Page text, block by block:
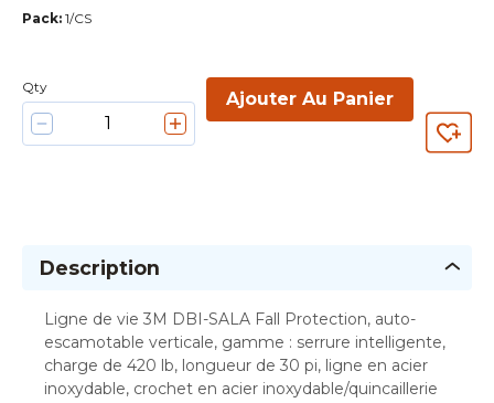
Pack: 1/CS
Qty
Ajouter Au Panier
Description
Ligne de vie 3M DBI-SALA Fall Protection, auto-
escamotable verticale, gamme : serrure intelligente,
charge de 420 lb, longueur de 30 pi, ligne en acier
inoxydable, crochet en acier inoxydable/quincaillerie